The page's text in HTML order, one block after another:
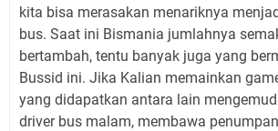
kita bisa merasakan menariknya
bus. Saat ini Bismania jumlahnya
bertambah, tentu banyak juga yang
Bussid ini. Jika Kalian memainkan
yang didapatkan antara lain
driver bus malam, membawa